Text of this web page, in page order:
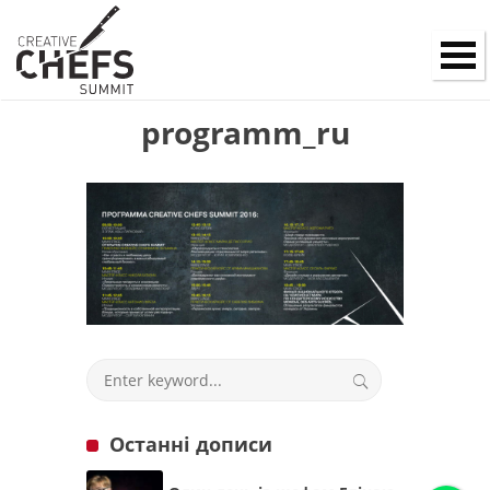
programm_ru
Останні дописи